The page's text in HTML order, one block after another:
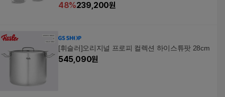
48%239,200원
[휘슬러]오리지널 프로피 컬렉션 하이스튜팟 28cm
545,090원